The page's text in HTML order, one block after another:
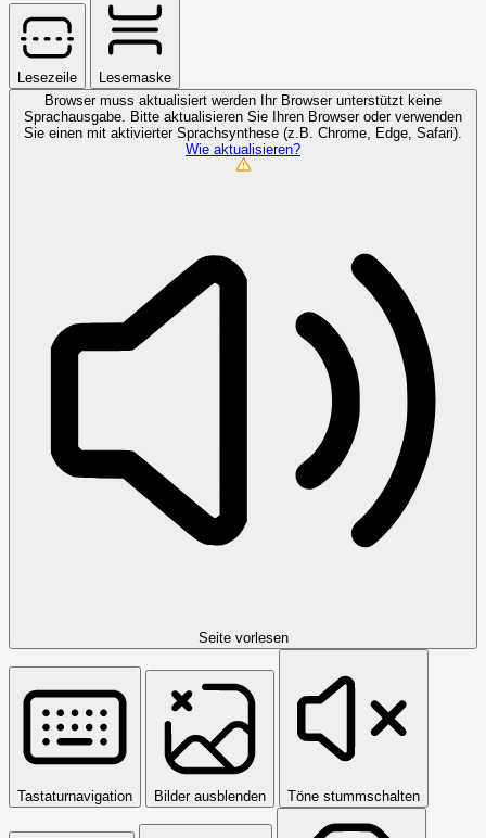
Lesezeile
Lesemaske
Browser muss aktualisiert werden
Ihr Browser unterstützt keine
Sprachausgabe. Bitte aktualisieren Sie Ihren Browser oder verwenden
Sie einen mit aktivierter Sprachsynthese (z.B. Chrome, Edge, Safari).
Wie aktualisieren?
Seite vorlesen
Tastaturnavigation Bilder ausblenden Töne stummschalten